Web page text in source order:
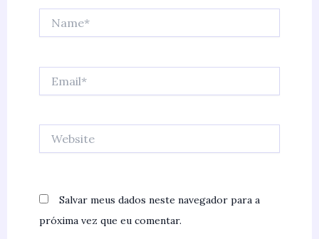
Salvar meus dados neste navegador para a
próxima vez que eu comentar.